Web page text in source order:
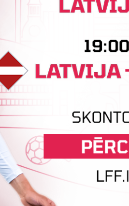
Tehniskais sponsors